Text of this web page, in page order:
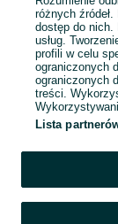
różnych
dostęp do nich.
usług.
profili w celu
ograniczonych
ograniczonych
treści.
Lista